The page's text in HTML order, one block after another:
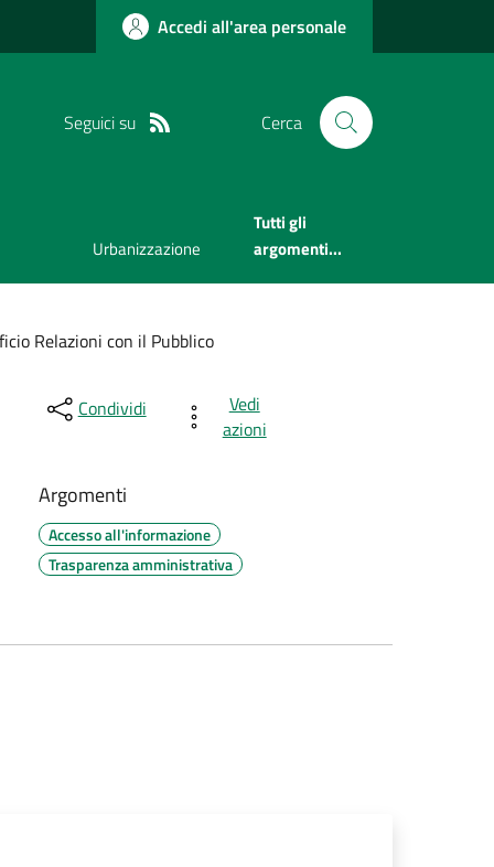
Accedi all'area personale
Seguici su Cerca
Urbanizzazione
Tutti gli
argomenti...
Relazioni con il Pubblico
Condividi
Vedi
azioni
Argomenti
Accesso all'informazione
Trasparenza amministrativa